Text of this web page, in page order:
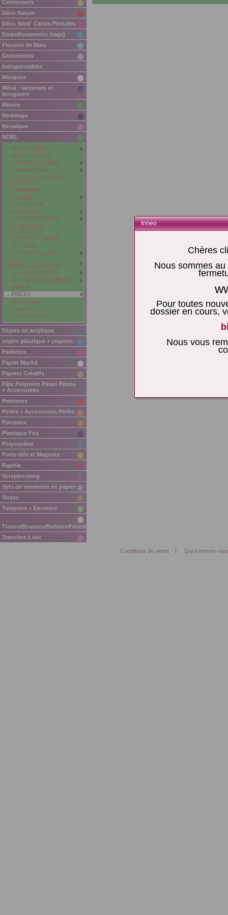
Contenants
Déco Nature
Déco Stick' Cartes Postales
Embellissements (tags)
Flocons de Maïs
Gommettes
Indispensables
Masques
Métal : lanternes et
bougeoirs
Miroirs
Modelage
Mosaïque
NOËL
- ACCESSOIRES
- DECO TEXTILE
- LA DECO NATURE
- LA MERCERIE
- LA TERRE CUITE ET
LA FAÏENCE
- L'ARDOISE
- LE BOIS
- LE MEDIUM
- LE METAL
- LE PAPIER MACHE
- LE PLEXI &
L'ACRYLIQUE
- LE POLYSTYRENE
- LE VERRE
- LES BEAUX ARTS
- LES
EMBELLISSEMENTS
- LES GOMMETTES
- LES INDISPENSABLES
- PAPIER
- PINCES
- Pinces résine
- Transfert à sec
- Transfert à sec
Objets en acrylique
objets plastique + crayons
Paillettes
Papier Maché
Papiers Créatifs
Pâte Polymère Patati Patata
+ Accessoires
Peintures
Perles + Accessoires Perles
Pinceaux
Plastique Fou
Polystyrène
Porte clés et Magnets
Raphia
Scrapbooking
Sets de serviettes en papier
Strass
Tampons + Encreurs
Tissus/Boutons/Rubans/Feutrine/Mousse
Transfert à sec
Conditions de vente Qui sommes-
Inneo
Chères
Nous sommes
Pour toutes
dossier en cours,
Nous vous